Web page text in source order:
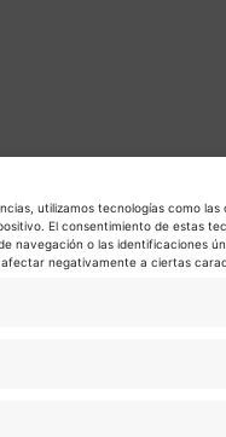
utilizamos tecnologías como
El consentimiento de estas
navegación o las identificaciones
negativamente a ciertas